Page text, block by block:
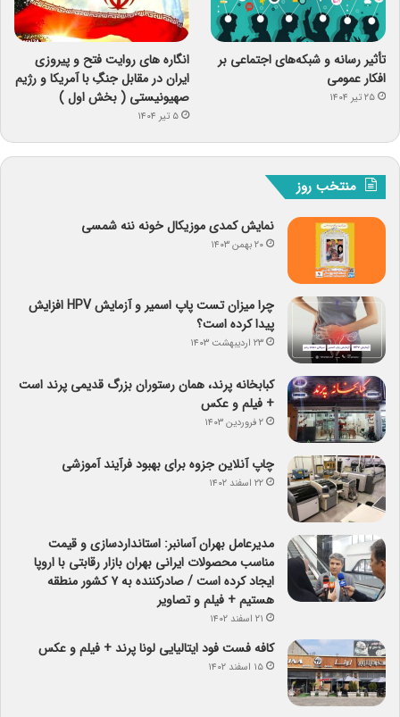
تأثیر رسانه و شبکه‌های اجتماعی بر
افکار عمومی
۲۵ تیر ۱۴۰۴
انگاره های روایت فتح و پیروزی
ایران در مقابل جنگِ با آمریکا و رژیم
صهیونیستی ( بخش اول )
۵ تیر ۱۴۰۴
منتخب روز
نمایش کمدی موزیکال خونه ننه شمسی
۲۰ بهمن ۱۴۰۳
چرا میزان تست پاپ اسمیر و آزمایش HPV افزایش
پیدا کرده است؟
۲۳ اردیبهشت ۱۴۰۳
کبابخانه پرند، همان رستوران بزرگ قدیمی پرند است
+ فیلم و عکس
۲ فروردین ۱۴۰۳
چاپ آنلاین جزوه برای بهبود فرآیند آموزشی
۲۲ اسفند ۱۴۰۲
مدیرعامل بهران آسانبر: استانداردسازی و قیمت
مناسب محصولات ایرانی بهران بازار رقابتی با اروپا
ایجاد کرده است / صادرکننده به ۷ کشور منطقه
هستیم + فیلم و تصاویر
۲۱ اسفند ۱۴۰۲
کافه فست فود ایتالیایی لونا پرند + فیلم و عکس
۱۵ اسفند ۱۴۰۲